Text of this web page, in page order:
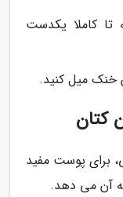
تا کاملا یکدست
خنک میل کنید.
برای پوست مفید
آن می دهد.